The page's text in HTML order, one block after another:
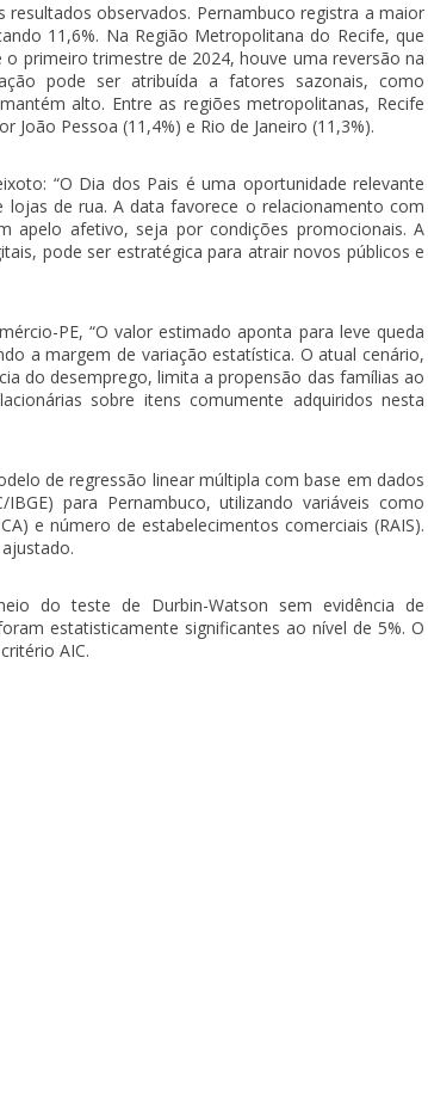
observados. Pernambuco registra a maior
11,6%. Na Região Metropolitana do Recife, que
primeiro trimestre de 2024, houve uma reversão na
pode ser atribuída a fatores sazonais, como
alto. Entre as regiões metropolitanas, Recife
Pessoa (11,4%) e Rio de Janeiro (11,3%).
“O Dia dos Pais é uma oportunidade relevante
de rua. A data favorece o relacionamento com
apelo afetivo, seja por condições promocionais. A
pode ser estratégica para atrair novos públicos e
PE, “O valor estimado aponta para leve queda
a margem de variação estatística. O atual cenário,
do desemprego, limita a propensão das famílias ao
sobre itens comumente adquiridos nesta
de regressão linear múltipla com base em dados
para Pernambuco, utilizando variáveis como
e número de estabelecimentos comerciais (RAIS).
do teste de Durbin-Watson sem evidência de
estatisticamente significantes ao nível de 5%. O
AIC.